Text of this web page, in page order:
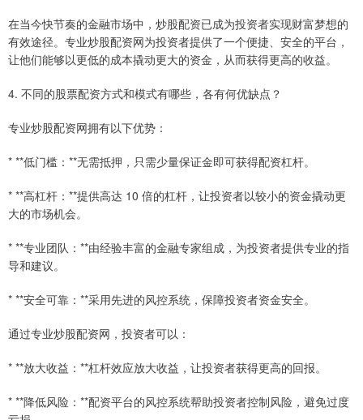
在当今快节奏的金融市场中，炒股配资已成为投资者实现财富梦想的
有效途径。专业炒股配资网为投资者提供了一个便捷、安全的平台，
让他们能够以更低的成本撬动更大的资金，从而获得更高的收益。
4. 不同的股票配资方式和模式有哪些，各有何优缺点？
专业炒股配资网拥有以下优势：
* **低门槛：**无需抵押，只需少量保证金即可获得配资杠杆。
* **高杠杆：**提供高达 10 倍的杠杆，让投资者以较小的资金撬动更
大的市场机会。
* **专业团队：**由经验丰富的金融专家组成，为投资者提供专业的指
导和建议。
* **安全可靠：**采用先进的风控系统，保障投资者资金安全。
通过专业炒股配资网，投资者可以：
* **放大收益：**杠杆效应放大收益，让投资者获得更高的回报。
* **降低风险：**配资平台的风控系统帮助投资者控制风险，避免过度